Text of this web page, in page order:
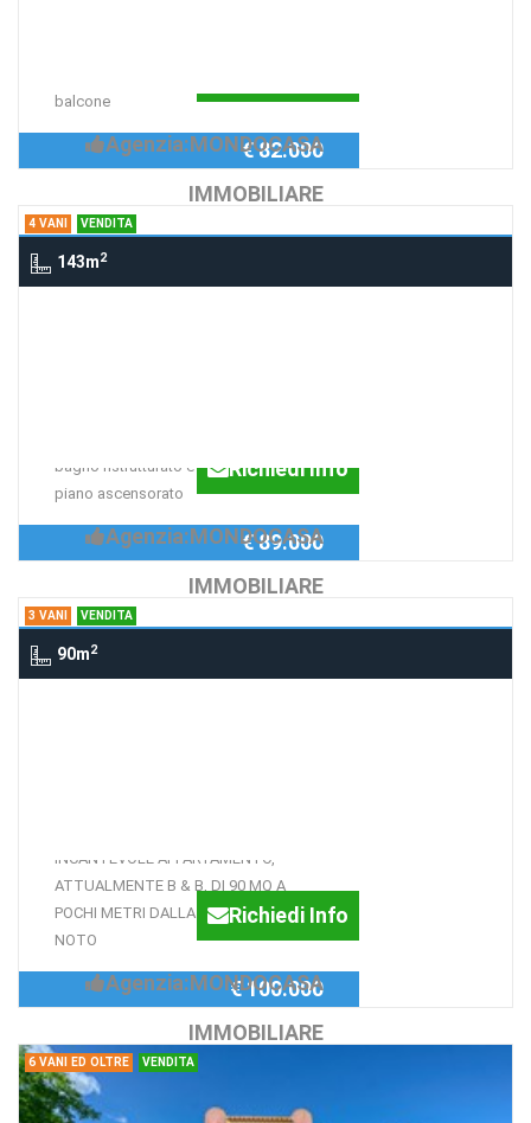
balcone
Agenzia:MONDOCASA
IMMOBILIARE
€ 82.000
4 VANI VENDITA
143m2
bagno ristrutturato e ripostiglio, 2°
piano ascensorato
Richiedi Info
Agenzia:MONDOCASA
IMMOBILIARE
€ 89.000
3 VANI VENDITA
90m2
INCANTEVOLE APPARTAMENTO,
ATTUALMENTE B & B, DI 90 MQ A
POCHI METRI DALLA CATTEDRALE DI
NOTO
Richiedi Info
Agenzia:MONDOCASA
IMMOBILIARE
€ 100.000
6 VANI ED OLTRE VENDITA